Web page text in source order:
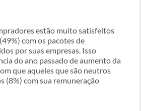
estão muito satisfeitos
com os pacotes de
por suas empresas. Isso
do ano passado de aumento da
que aqueles que são neutros
(8%) com sua remuneração